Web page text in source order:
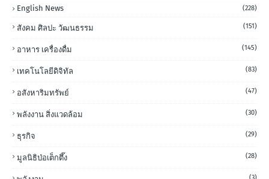
English News (228)
สังคม ศิลปะ วัฒนธรรม (151)
อาหาร เครื่องดื่ม (145)
เทคโนโลยีดิจิทัล (83)
อสังหาริมทรัพย์ (47)
พลังงาน สิ่งแวดล้อม (30)
ธุรกิจ (29)
มูลนิธิป่อเต็กตึ๊ง (28)
(3)